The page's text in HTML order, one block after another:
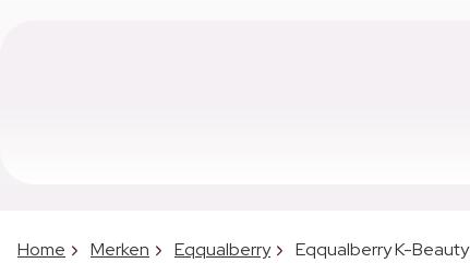
Home Merken Eqqualberry Eqqualberry K-Beauty